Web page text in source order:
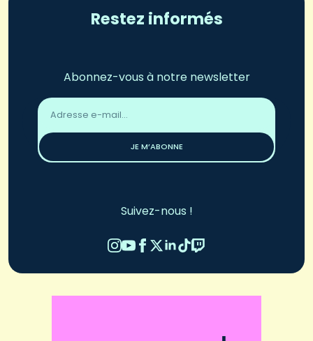
Restez informés
Abonnez-vous à notre newsletter
Adresse
email
JE M’ABONNE
Suivez-nous !